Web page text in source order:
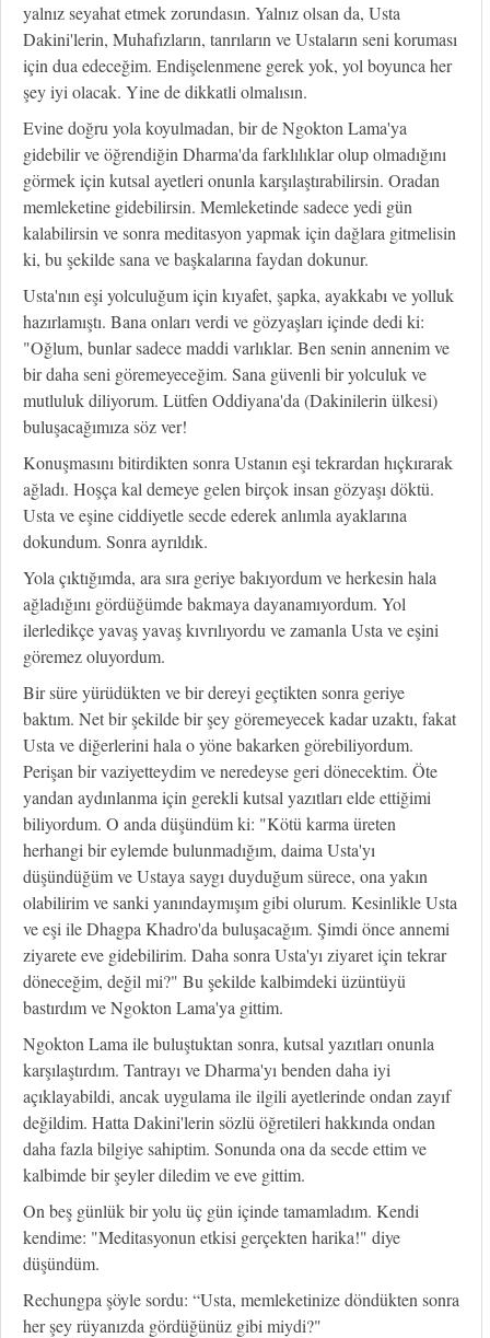
yalnız seyahat etmek zorundasın. Yalnız olsan da, Usta
Dakini'lerin, Muhafızların, tanrıların ve Ustaların seni koruması
için dua edeceğim. Endişelenmene gerek yok, yol boyunca her
şey iyi olacak. Yine de dikkatli olmalısın.
Evine doğru yola koyulmadan, bir de Ngokton Lama'ya
gidebilir ve öğrendiğin Dharma'da farklılıklar olup olmadığını
görmek için kutsal ayetleri onunla karşılaştırabilirsin. Oradan
memleketine gidebilirsin. Memleketinde sadece yedi gün
kalabilirsin ve sonra meditasyon yapmak için dağlara gitmelisin
ki, bu şekilde sana ve başkalarına faydan dokunur.
Usta'nın eşi yolculuğum için kıyafet, şapka, ayakkabı ve yolluk
hazırlamıştı. Bana onları verdi ve gözyaşları içinde dedi ki:
"Oğlum, bunlar sadece maddi varlıklar. Ben senin annenim ve
bir daha seni göremeyeceğim. Sana güvenli bir yolculuk ve
mutluluk diliyorum. Lütfen Oddiyana'da (Dakinilerin ülkesi)
buluşacağımıza söz ver!
Konuşmasını bitirdikten sonra Ustanın eşi tekrardan hıçkırarak
ağladı. Hoşça kal demeye gelen birçok insan gözyaşı döktü.
Usta ve eşine ciddiyetle secde ederek anlımla ayaklarına
dokundum. Sonra ayrıldık.
Yola çıktığımda, ara sıra geriye bakıyordum ve herkesin hala
ağladığını gördüğümde bakmaya dayanamıyordum. Yol
ilerledikçe yavaş yavaş kıvrılıyordu ve zamanla Usta ve eşini
göremez oluyordum.
Bir süre yürüdükten ve bir dereyi geçtikten sonra geriye
baktım. Net bir şekilde bir şey göremeyecek kadar uzaktı, fakat
Usta ve diğerlerini hala o yöne bakarken görebiliyordum.
Perişan bir vaziyetteydim ve neredeyse geri dönecektim. Öte
yandan aydınlanma için gerekli kutsal yazıtları elde ettiğimi
biliyordum. O anda düşündüm ki: "Kötü karma üreten
herhangi bir eylemde bulunmadığım, daima Usta'yı
düşündüğüm ve Ustaya saygı duyduğum sürece, ona yakın
olabilirim ve sanki yanındaymışım gibi olurum. Kesinlikle Usta
ve eşi ile Dhagpa Khadro'da buluşacağım. Şimdi önce annemi
ziyarete eve gidebilirim. Daha sonra Usta'yı ziyaret için tekrar
döneceğim, değil mi?" Bu şekilde kalbimdeki üzüntüyü
bastırdım ve Ngokton Lama'ya gittim.
Ngokton Lama ile buluştuktan sonra, kutsal yazıtları onunla
karşılaştırdım. Tantrayı ve Dharma'yı benden daha iyi
açıklayabildi, ancak uygulama ile ilgili ayetlerinde ondan zayıf
değildim. Hatta Dakini'lerin sözlü öğretileri hakkında ondan
daha fazla bilgiye sahiptim. Sonunda ona da secde ettim ve
kalbimde bir şeyler diledim ve eve gittim.
On beş günlük bir yolu üç gün içinde tamamladım. Kendi
kendime: "Meditasyonun etkisi gerçekten harika!" diye
düşündüm.
Rechungpa şöyle sordu: “Usta, memleketinize döndükten sonra
her şey rüyanızda gördüğünüz gibi miydi?"